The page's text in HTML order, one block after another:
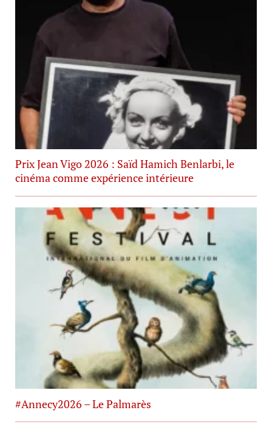
Prix Jean Vigo 2026 : Saïd Hamich Benlarbi, le
cinéma comme expérience intérieure
#Annecy2026 – Le Palmarès